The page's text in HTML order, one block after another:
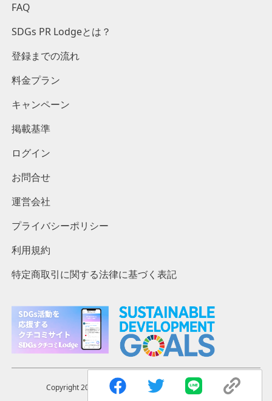
FAQ
SDGs PR Lodgeとは？
登録までの流れ
料金プラン
キャンペーン
掲載基準
ログイン
お問合せ
運営会社
プライバシーポリシー
利用規約
特定商取引に関する法律に基づく表記
Copyright 2023 ©︎ The Lodges. Inc. All rights reserved